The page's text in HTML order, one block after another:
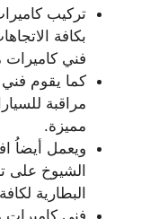
تركيب
بكافة
فني كاميرات
كما يقوم فني
مراقبة
مميزة.
ويعمل أيضاُ
الشيوخ على
البطارية
فني كاميرات